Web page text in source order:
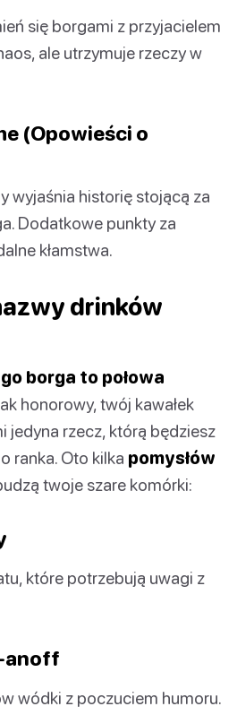
się borgami z przyjacielem
ale utrzymuje rzeczy w
(Opowieści o
wyjaśnia historię stojącą za
Dodatkowe punkty za
kłamstwa.
drinków
borga to połowa
honorowy, twój kawałek
jedyna rzecz, którą będziesz
ranka. Oto kilka pomysłów
twoje szare komórki:
które potrzebują uwagi z
anoff
wódki z poczuciem humoru.